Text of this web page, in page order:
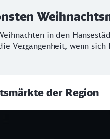
in den
Vergangenheit, wenn
der Region